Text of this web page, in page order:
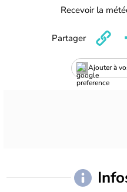
Recevoir la
Ajouter à
Partager